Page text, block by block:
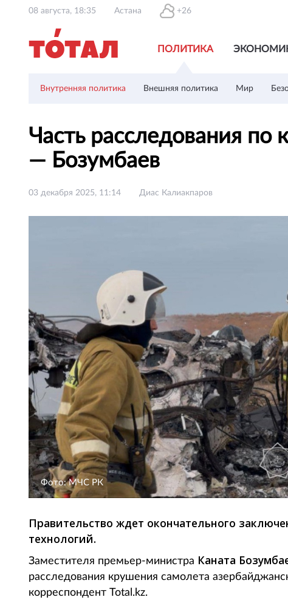
08 августа, 18:35 Астана +26
ПОЛИТИКА
Внутренняя политика Внешняя политика Мир
Часть расследования
— Бозумбаев
03 декабря 2025, 11:14 Диас Калиакпаров
Фото: МЧС РК
Правительство ждет окончательного
технологий.
Заместителя премьер-министра Каната
расследования крушения самолета
корреспондент Total.kz.